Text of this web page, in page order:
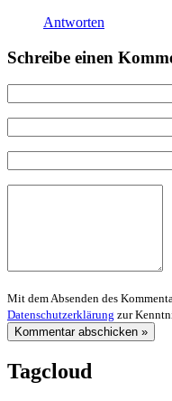
Antworten
Schreibe einen
Mit dem Absenden des
Datenschutzerklärung zur
Tagcloud